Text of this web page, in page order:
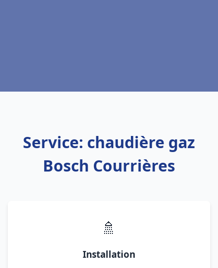
Service: chaudière gaz
Bosch Courrières
🚿
Installation